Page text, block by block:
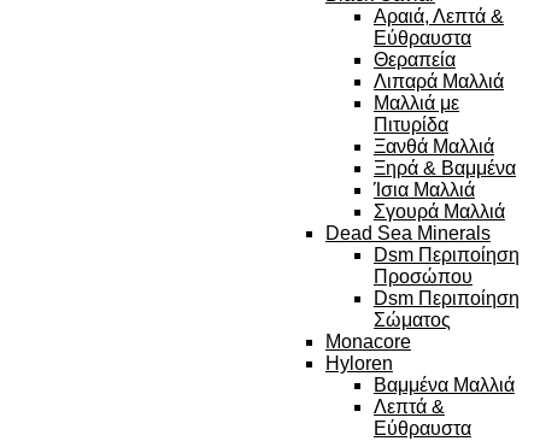
Αραιά, Λεπτά &
Εύθραυστα
Θεραπεία
Λιπαρά Μαλλιά
Μαλλιά με
Πιτυρίδα
Ξανθά Μαλλιά
Ξηρά & Βαμμένα
Ίσια Μαλλιά
Σγουρά Μαλλιά
Dead Sea Minerals
Dsm Περιποίηση
Προσώπου
Dsm Περιποίηση
Σώματος
Monacore
Hyloren
Βαμμένα Μαλλιά
Λεπτά &
Εύθραυστα